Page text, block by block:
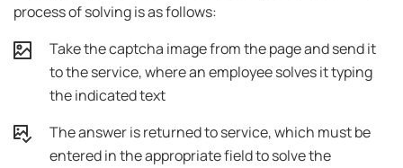
process of solving is as follows:
Take the captcha image from the page and send it
to the service, where an employee solves it typing
the indicated text
The answer is returned to service, which must be
entered in the appropriate field to solve the